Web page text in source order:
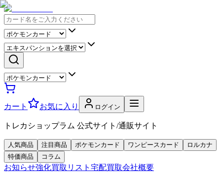
カート お気に入り ログイン
トレカショップラム 公式サイト/通販サイト
人気商品 注目商品 ポケモンカード ワンピースカード
ロルカナ
特価商品
コラム
お知らせ強化買取リスト 宅配買取会社概要